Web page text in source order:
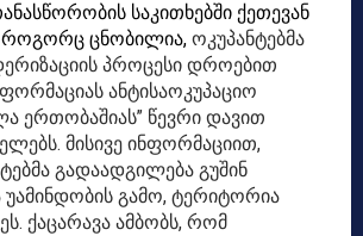
საკითხებში ქეთევან
როგორც ცნობილია, ოკუპანტებმა
პროცესი დროებით
ანტისაოკუპაციო
ერთობაშიას” წევრი დავით
მისივე ინფორმაციით,
გადაადგილება გუშინ
უამინდობის გამო, ტერიტორია
ქაცარავა ამბობს, რომ